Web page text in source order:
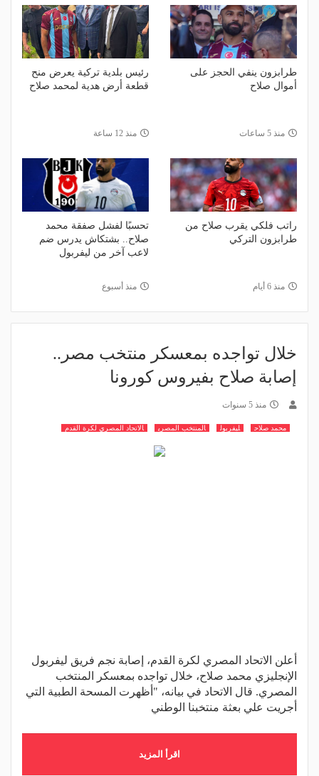
طرابزون ينفي الحجز على
أموال صلاح
منذ 5 ساعات
رئيس بلدية تركية يعرض منح
قطعة أرض هدية لمحمد صلاح
منذ 12 ساعة
راتب فلكي يقرب صلاح من
طرابزون التركي
منذ 6 أيام
تحسبًا لفشل صفقة محمد
صلاح.. بشتكاش يدرس ضم
لاعب آخر من ليفربول
منذ أسبوع
خلال تواجده بمعسكر منتخب مصر..
إصابة صلاح بفيروس كورونا
منذ 5 سنوات
محمد صلاح ليفربول المنتخب المصري الاتحاد المصري لكرة القدم
أعلن الاتحاد المصري لكرة القدم، إصابة نجم فريق ليفربول
الإنجليزي محمد صلاح، خلال تواجده بمعسكر المنتخب
المصري. قال الاتحاد في بيانه، "أظهرت المسحة الطبية التي
أجريت علي بعثة منتخبنا الوطني
اقرأ المزيد